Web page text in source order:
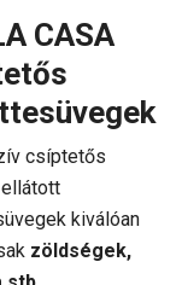
CASA
csíptetős
kiválóan
zöldségek,